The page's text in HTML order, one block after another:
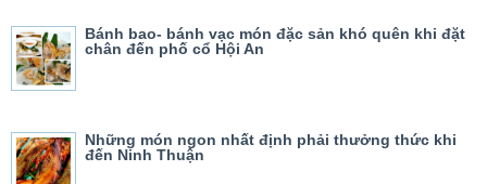
Bánh bao- bánh vạc món đặc sản khó quên khi đặt
chân đến phố cổ Hội An
Những món ngon nhất định phải thưởng thức khi
đến Ninh Thuận